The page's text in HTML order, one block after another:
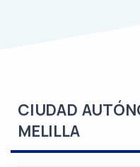
CIUDAD
MELILLA